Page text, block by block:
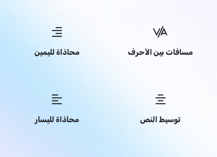
مسافات بين الأحرف محاذاة لليمين
توسيط النص محاذاة لليسار